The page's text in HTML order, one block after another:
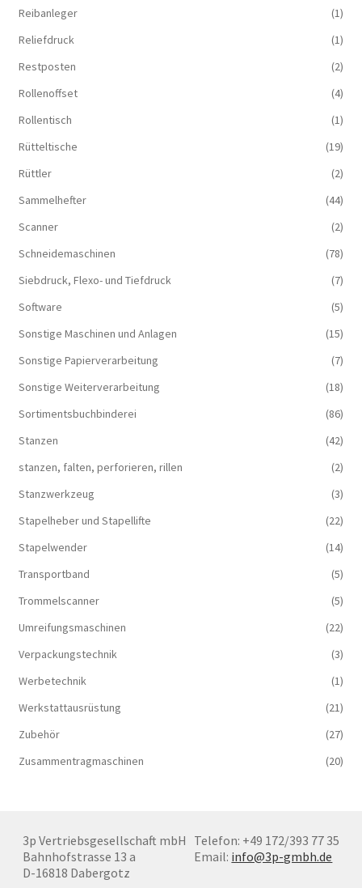
Reibanleger
(1)
Reliefdruck
(1)
Restposten
(2)
Rollenoffset
(4)
Rollentisch
(1)
Rütteltische
(19)
Rüttler
(2)
Sammelhefter
(44)
Scanner
(2)
Schneidemaschinen
(78)
Siebdruck, Flexo- und Tiefdruck
(7)
Software
(5)
Sonstige Maschinen und Anlagen
(15)
Sonstige Papierverarbeitung
(7)
Sonstige Weiterverarbeitung
(18)
Sortimentsbuchbinderei
(86)
Stanzen
(42)
stanzen, falten, perforieren, rillen
(2)
Stanzwerkzeug
(3)
Stapelheber und Stapellifte
(22)
Stapelwender
(14)
Transportband
(5)
Trommelscanner
(5)
Umreifungsmaschinen
(22)
Verpackungstechnik
(3)
Werbetechnik
(1)
Werkstattausrüstung
(21)
Zubehör
(27)
Zusammentragmaschinen
(20)
3p Vertriebsgesellschaft mbH
Bahnhofstrasse 13 a
D-16818 Dabergotz
Telefon: +49 172/393 77 35
Email: info@3p-gmbh.de